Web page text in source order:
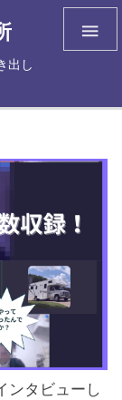
出し

ンタビューし